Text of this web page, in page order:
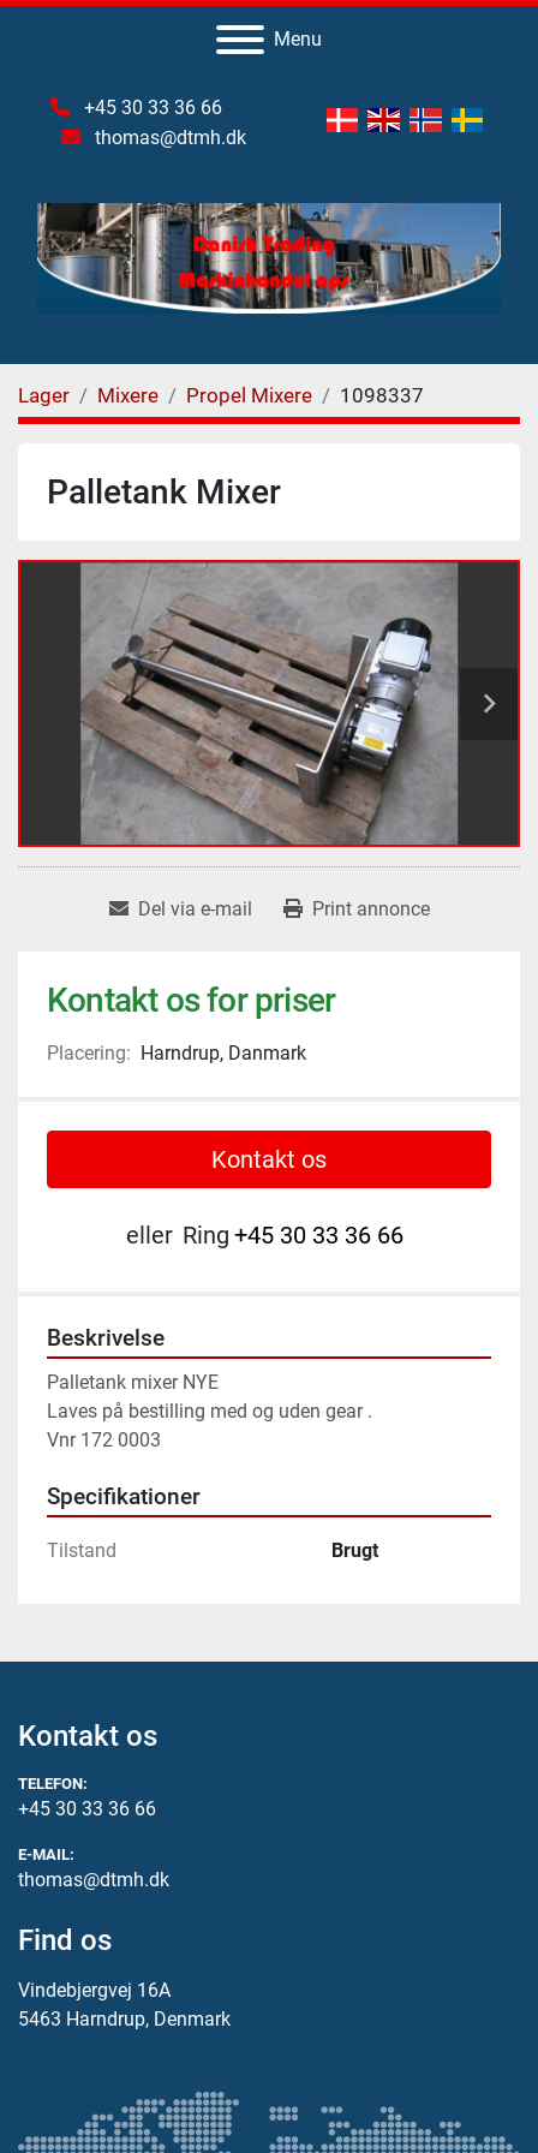
Menu
+45 30 33 36 66
thomas@dtmh.dk
Lager Mixere Propel Mixere 1098337
Palletank Mixer
Del via e-mail Print annonce
Kontakt os for priser
Placering: Harndrup, Danmark
Kontakt os
eller Ring +45 30 33 36 66
Beskrivelse
Palletank mixer NYE
Laves på bestilling med og uden gear .
Vnr 172 0003
Specifikationer
Tilstand Brugt
Kontakt os
TELEFON:
+45 30 33 36 66
E-MAIL:
thomas@dtmh.dk
Find os
Vindebjergvej 16A
5463 Harndrup, Denmark